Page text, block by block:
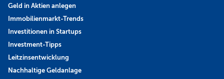
Geld in Aktien anlegen
Immobilienmarkt-Trends
Investitionen in Startups
Investment-Tipps
Leitzinsentwicklung
Nachhaltige Geldanlage